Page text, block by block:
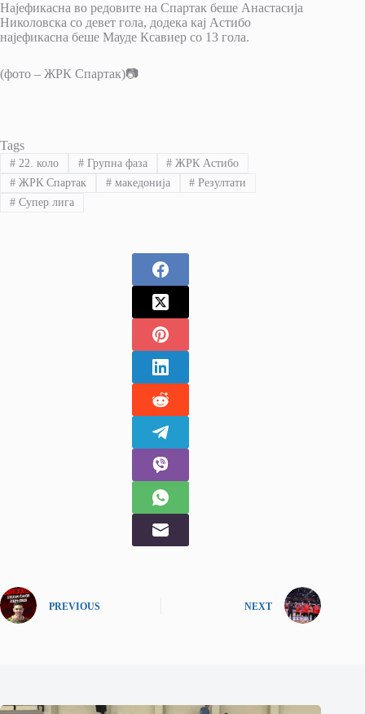
Најефикасна во редовите на Спартак беше Анастасија
Николовска со девет гола, додека кај Астибо
најефикасна беше Мауде Ксавиер со 13 гола.
(фото – ЖРК Спартак)📷
Tags
#22. коло #Групна фаза # ЖРК Астибо
#ЖРК Спартак #македонија # Резултати
#Супер лига
PREVIOUS NEXT